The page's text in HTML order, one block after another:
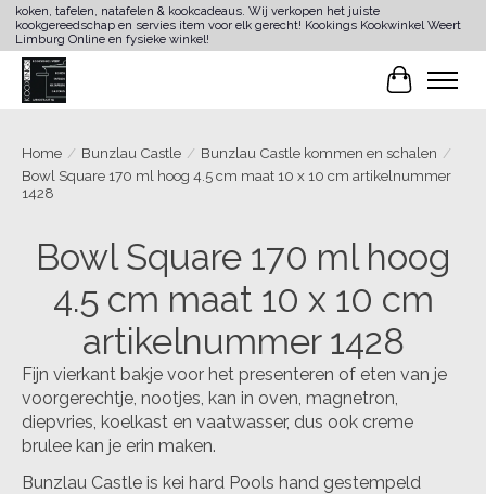
koken, tafelen, natafelen & kookcadeaus. Wij verkopen het juiste
kookgereedschap en servies item voor elk gerecht! Kookings Kookwinkel Weert
Limburg Online en fysieke winkel!
Home / Bunzlau Castle / Bunzlau Castle kommen en schalen /
Bowl Square 170 ml hoog 4.5 cm maat 10 x 10 cm artikelnummer
1428
Bowl Square 170 ml hoog
4.5 cm maat 10 x 10 cm
artikelnummer 1428
Fijn vierkant bakje voor het presenteren of eten van je
voorgerechtje, nootjes, kan in oven, magnetron,
diepvries, koelkast en vaatwasser, dus ook creme
brulee kan je erin maken.
Bunzlau Castle is kei hard Pools hand gestempeld